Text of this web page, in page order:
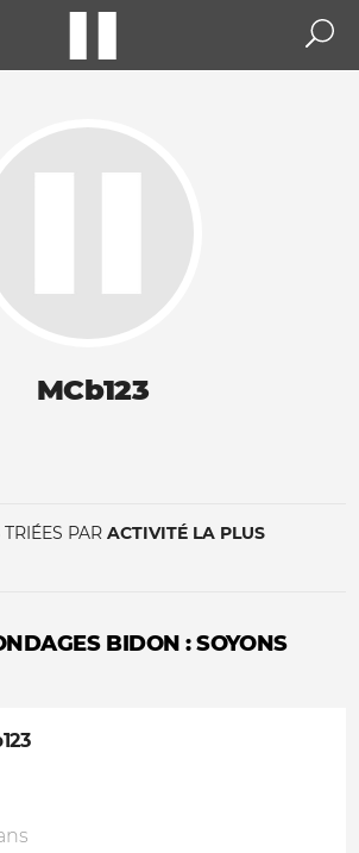
MCb123
TRIÉES PAR ACTIVITÉ LA PLUS
BIDON : SOYONS